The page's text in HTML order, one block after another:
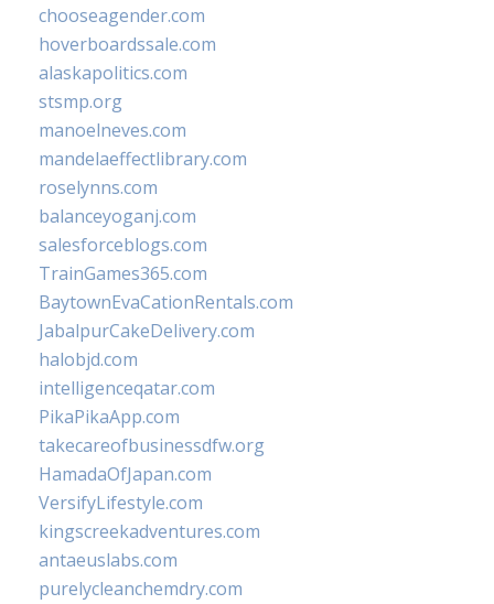
chooseagender.com
hoverboardssale.com
alaskapolitics.com
stsmp.org
manoelneves.com
mandelaeffectlibrary.com
roselynns.com
balanceyoganj.com
salesforceblogs.com
TrainGames365.com
BaytownEvaCationRentals.com
JabalpurCakeDelivery.com
halobjd.com
intelligenceqatar.com
PikaPikaApp.com
takecareofbusinessdfw.org
HamadaOfJapan.com
VersifyLifestyle.com
kingscreekadventures.com
antaeuslabs.com
purelycleanchemdry.com